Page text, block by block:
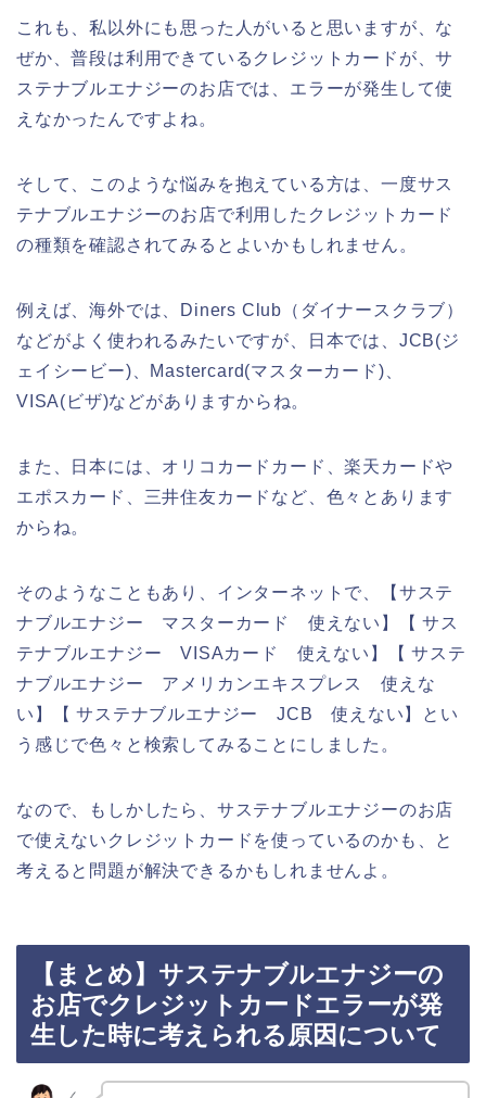
これも、私以外にも思った人がいると思いますが、な
ぜか、普段は利用できているクレジットカードが、サ
ステナブルエナジーのお店では、エラーが発生して使
えなかったんですよね。
そして、このような悩みを抱えている方は、一度サス
テナブルエナジーのお店で利用したクレジットカード
の種類を確認されてみるとよいかもしれません。
例えば、海外では、Diners Club（ダイナースクラブ）
などがよく使われるみたいですが、日本では、JCB(ジ
ェイシービー)、Mastercard(マスターカード)、
VISA(ビザ)などがありますからね。
また、日本には、オリコカードカード、楽天カードや
エポスカード、三井住友カードなど、色々とあります
からね。
そのようなこともあり、インターネットで、【サステ
ナブルエナジー マスターカード 使えない】【 サス
テナブルエナジー VISAカード 使えない】【 サステ
ナブルエナジー アメリカンエキスプレス 使えな
い】【 サステナブルエナジー JCB 使えない】とい
う感じで色々と検索してみることにしました。
なので、もしかしたら、サステナブルエナジーのお店
で使えないクレジットカードを使っているのかも、と
考えると問題が解決できるかもしれませんよ。
【まとめ】サステナブルエナジーの
お店でクレジットカードエラーが発
生した時に考えられる原因について